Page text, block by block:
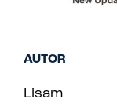
AUTOR
Lisam